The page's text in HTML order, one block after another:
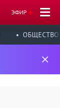
ЭФИР
ОБЩЕСТВО